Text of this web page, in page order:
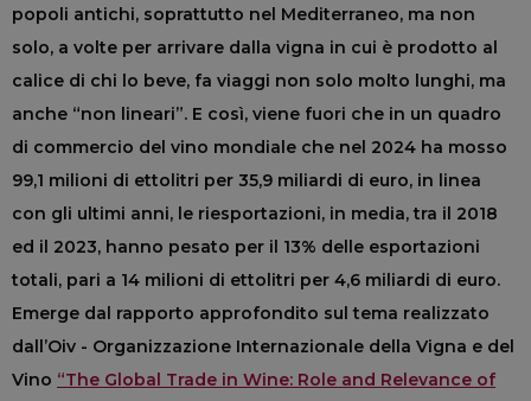
popoli antichi, soprattutto nel Mediterraneo, ma non
solo, a volte per arrivare dalla vigna in cui è prodotto al
calice di chi lo beve, fa viaggi non solo molto lunghi, ma
anche “non lineari”. E così, viene fuori che in un quadro
di commercio del vino mondiale che nel 2024 ha mosso
99,1 milioni di ettolitri per 35,9 miliardi di euro, in linea
con gli ultimi anni, le riesportazioni, in media, tra il 2018
ed il 2023, hanno pesato per il 13% delle esportazioni
totali, pari a 14 milioni di ettolitri per 4,6 miliardi di euro.
Emerge dal rapporto approfondito sul tema realizzato
dall’Oiv - Organizzazione Internazionale della Vigna e del
Vino “The Global Trade in Wine: Role and Relevance of